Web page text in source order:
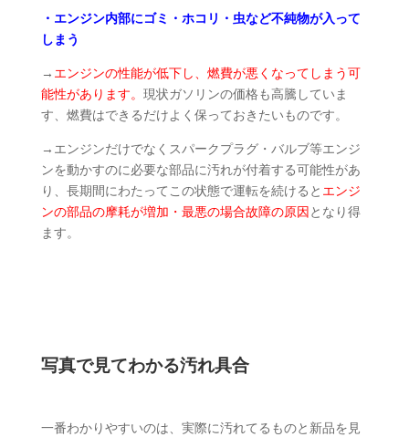
・エンジン内部にゴミ・ホコリ・虫など不純物が入って
しまう
→ エンジンの性能が低下し、燃費が悪くなってしまう可
能性があります。 現状ガソリンの価格も高騰していま
す、燃費はできるだけよく保っておきたいものです。
→エンジンだけでなくスパークプラグ・バルブ等エンジ
ンを動かすのに必要な部品に汚れが付着する可能性があ
り、長期間にわたってこの状態で運転を続けると エンジ
ンの部品の摩耗が増加・最悪の場合故障の原因となり得
ます。
写真で見てわかる汚れ具合
一番わかりやすいのは、実際に汚れてるものと新品を見